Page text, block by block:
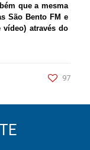
que a mesma
São Bento FM e
através do
97